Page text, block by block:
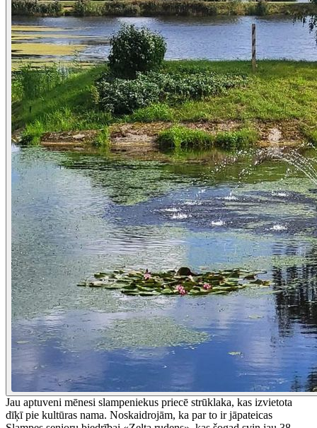
Jau aptuveni mēnesi slampeniekus priecē strūklaka, kas izvietota
dīķī pie kultūras nama. Noskaidrojām, ka par to ir jāpateicas